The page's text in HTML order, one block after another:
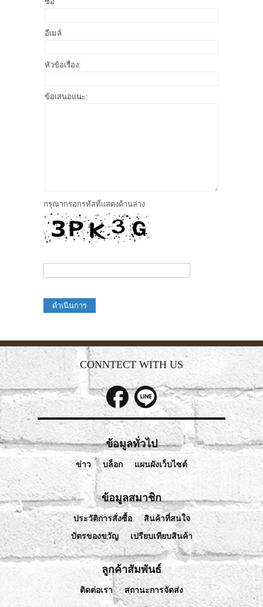
อีเมล์
หัวข้อเรื่อง:
ข้อเสนอแนะ:
กรุณากรอกรหัสที่แสดงด้านล่าง
ดำเนินการ
CONNTECT WITH US
ข้อมูลทั่วไป
ข่าว บล็อก แผนผังเว็บไซต์
ข้อมูลสมาชิก
ประวัติการสั่งซื้อ
สินค้าที่สนใจ
บัตรของขวัญ
เปรียบเทียบสินค้า
ลูกค้าสัมพันธ์
ติดต่อเรา สถานะการจัดส่ง